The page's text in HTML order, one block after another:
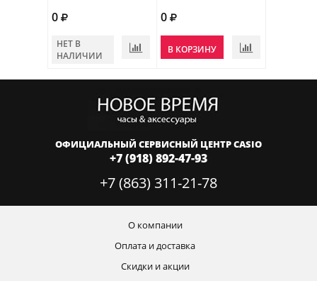
0
НЕТ В
НАЛИЧИИ
0
В КОРЗИНУ
ОФИЦИАЛЬНЫЙ СЕРВИСНЫЙ ЦЕНТР CASIO
+7 (918) 892-47-93
+7 (863) 311-21-78
О компании
Оплата и доставка
Скидки и акции